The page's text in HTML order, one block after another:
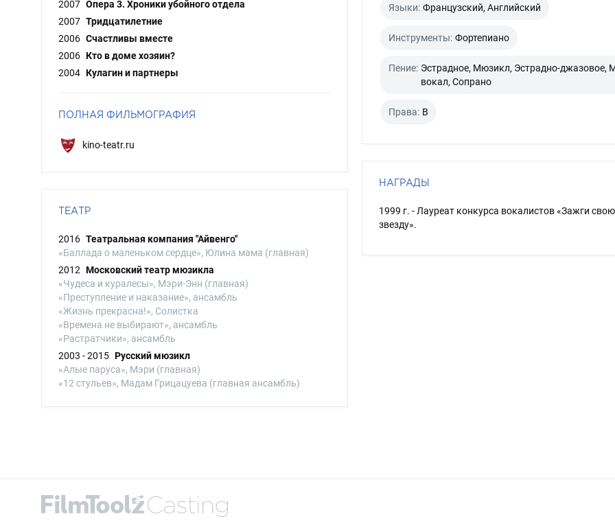
2007 Опера 3. Хроники убойного отдела
2007 Тридцатилетние
2006 Счастливы вместе
2006 Кто в доме хозяин?
2004 Кулагин и партнеры
ПОЛНАЯ ФИЛЬМОГРАФИЯ
kino-teatr.ru
ТЕАТР
2016 Театральная компания "Айвенго"
«Баллада о маленьком сердце», Юлина мама (главная)
2012 Московский театр мюзикла
«Чудеса и куралесы», Мэри-Энн (главная)
«Преступление и наказание», ансамбль
«Жизнь прекрасна!», Солистка
«Времена не выбирают», ансамбль
«Растратчики», ансамбль
2003 - 2015 Русский мюзикл
«Алые паруса», Мэри (главная)
«12 стульев», Мадам Грицацуева (главная ансамбль)
Языки: Французский, Английский
Инструменты: Фортепиано
Пение: Эстрадное, Мюзикл, Эстрадно-джазовое,
вокал, Сопрано
Права: B
НАГРАДЫ
1999 г. - Лауреат конкурса вокалистов «Зажги свою
звезду».